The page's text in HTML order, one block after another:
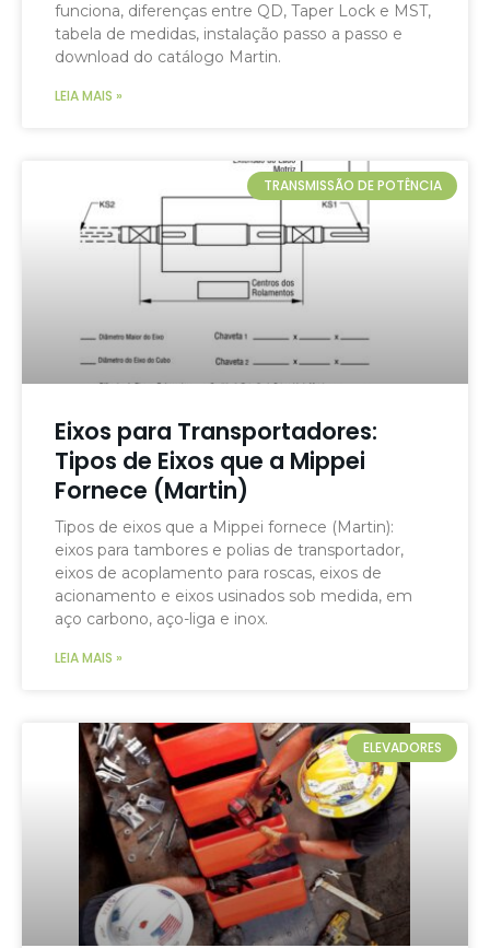
funciona, diferenças entre QD, Taper Lock e MST,
tabela de medidas, instalação passo a passo e
download do catálogo Martin.
LEIA MAIS »
TRANSMISSÃO DE POTÊNCIA
Eixos para Transportadores:
Tipos de Eixos que a Mippei
Fornece (Martin)
Tipos de eixos que a Mippei fornece (Martin):
eixos para tambores e polias de transportador,
eixos de acoplamento para roscas, eixos de
acionamento e eixos usinados sob medida, em
aço carbono, aço-liga e inox.
LEIA MAIS »
ELEVADORES